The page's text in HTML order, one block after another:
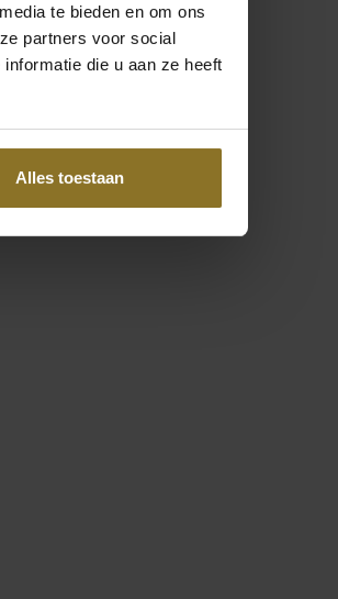
te bieden en om ons
partners voor social
die u aan ze heeft
Alles toestaan